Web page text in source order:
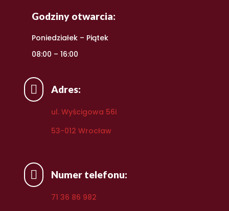
Godziny otwarcia:
Poniedziałek – Piątek
08:00 – 16:00
 Adres:
ul. Wyścigowa 56i
53-012 Wrocław
 Numer telefonu:
71 36 86 982